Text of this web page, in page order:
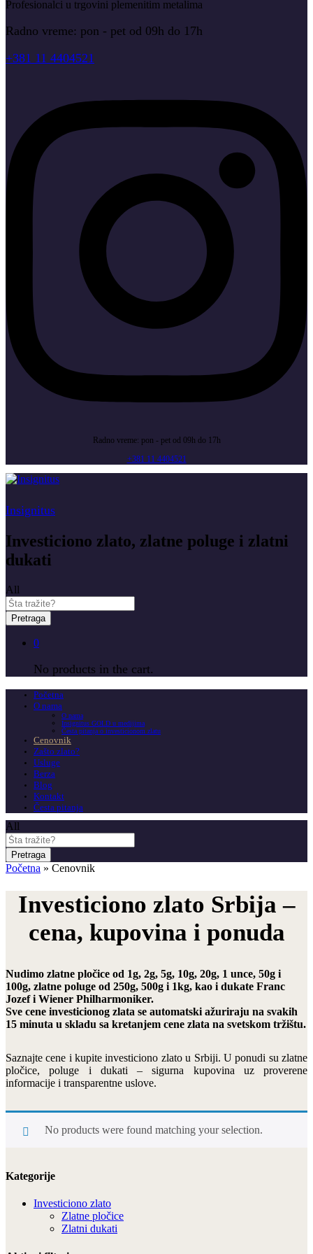
Profesionalci u trgovini plemenitim metalima
Radno vreme: pon - pet od 09h do 17h
+381 11 4404521
Radno vreme: pon - pet od 09h do 17h
+381 11 4404521
Insignitus
Investiciono zlato, zlatne poluge i zlatni
dukati
All
Pretraga
0
No products in the cart.
Početna
O nama
O nama
Insignitus GOLD u medijima
Česta pitanja o investicionom zlatu
Cenovnik
Zašto zlato?
Usluge
Berza
Blog
Kontakt
Česta pitanja
All
Pretraga
Početna » Cenovnik
Investiciono zlato Srbija –
cena, kupovina i ponuda
Nudimo zlatne pločice od 1g, 2g, 5g, 10g, 20g, 1 unce, 50g i
100g, zlatne poluge od 250g, 500g i 1kg, kao i dukate Franc
Jozef i Wiener Philharmoniker.
Sve cene investicionog zlata se automatski ažuriraju na svakih
15 minuta u skladu sa kretanjem cene zlata na svetskom tržištu.
Saznajte cene i kupite investiciono zlato u Srbiji. U ponudi su zlatne
pločice, poluge i dukati – sigurna kupovina uz proverene
informacije i transparentne uslove.
No products were found matching your selection.
Kategorije
Investiciono zlato
Zlatne pločice
Zlatni dukati